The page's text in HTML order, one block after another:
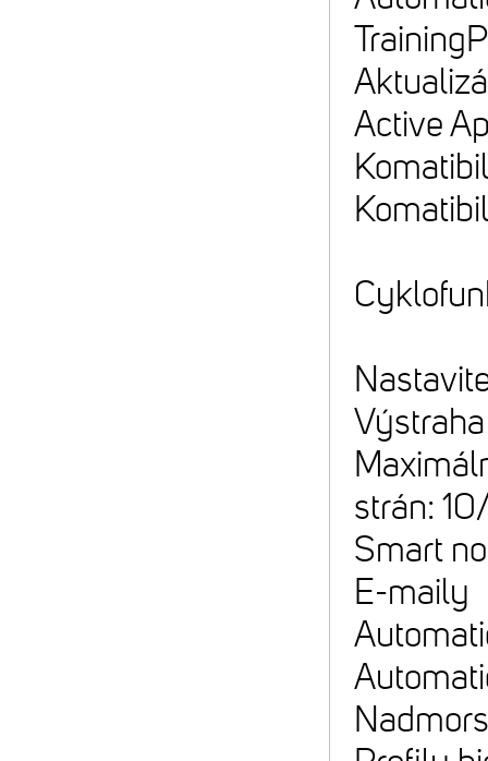
Active
strán:
Smart
E-maily